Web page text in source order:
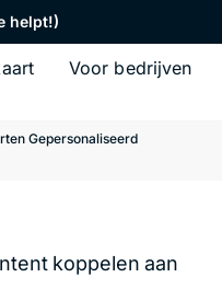
helpt!)
Voor bedrijven
Gepersonaliseerd
koppelen aan